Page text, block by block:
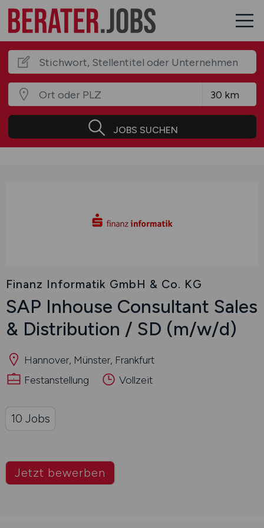
JOBS SUCHEN
Finanz Informatik GmbH & Co. KG
SAP Inhouse Consultant Sales
& Distribution / SD (m/w/d)
Hannover, Münster, Frankfurt
Festanstellung
Vollzeit
Jetzt bewerben
10 Jobs